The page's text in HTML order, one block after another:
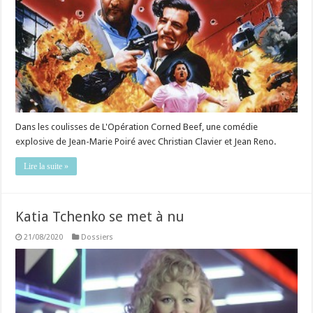
Dans les coulisses de L'Opération Corned Beef, une comédie
explosive de Jean-Marie Poiré avec Christian Clavier et Jean Reno.
Lire la suite »
Katia Tchenko se met à nu
21/08/2020 Dossiers